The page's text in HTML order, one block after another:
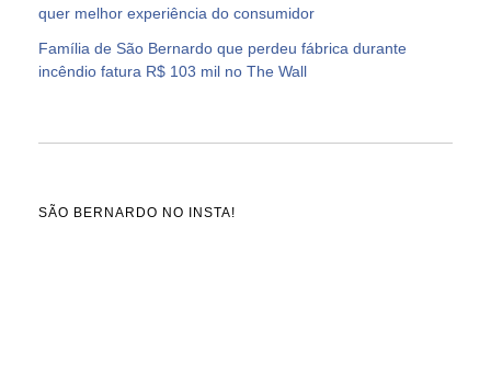
quer melhor experiência do consumidor
Família de São Bernardo que perdeu fábrica durante
incêndio fatura R$ 103 mil no The Wall
SÃO BERNARDO NO INSTA!